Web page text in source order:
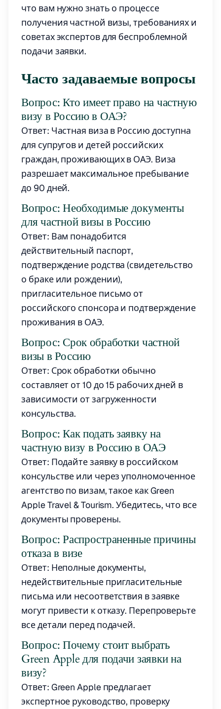
что вам нужно знать о процессе
получения частной визы, требованиях и
советах экспертов для беспроблемной
подачи заявки.
Часто задаваемые вопросы
Вопрос: Кто имеет право на частную
визу в Россию в ОАЭ?
Ответ: Частная виза в Россию доступна
для супругов и детей российских
граждан, проживающих в ОАЭ. Виза
разрешает максимальное пребывание
до 90 дней.
Вопрос: Необходимые документы
для частной визы в Россию
Ответ: Вам понадобится
действительный паспорт,
подтверждение родства (свидетельство
о браке или рождении),
пригласительное письмо от
российского спонсора и подтверждение
проживания в ОАЭ.
Вопрос: Срок обработки частной
визы в Россию
Ответ: Срок обработки обычно
составляет от 10 до 15 рабочих дней в
зависимости от загруженности
консульства.
Вопрос: Как подать заявку на
частную визу в Россию в ОАЭ
Ответ: Подайте заявку в российском
консульстве или через уполномоченное
агентство по визам, такое как Green
Apple Travel & Tourism. Убедитесь, что все
документы проверены.
Вопрос: Распространенные причины
отказа в визе
Ответ: Неполные документы,
недействительные пригласительные
письма или несоответствия в заявке
могут привести к отказу. Перепроверьте
все детали перед подачей.
Вопрос: Почему стоит выбрать
Green Apple для подачи заявки на
визу?
Ответ: Green Apple предлагает
экспертное руководство, проверку